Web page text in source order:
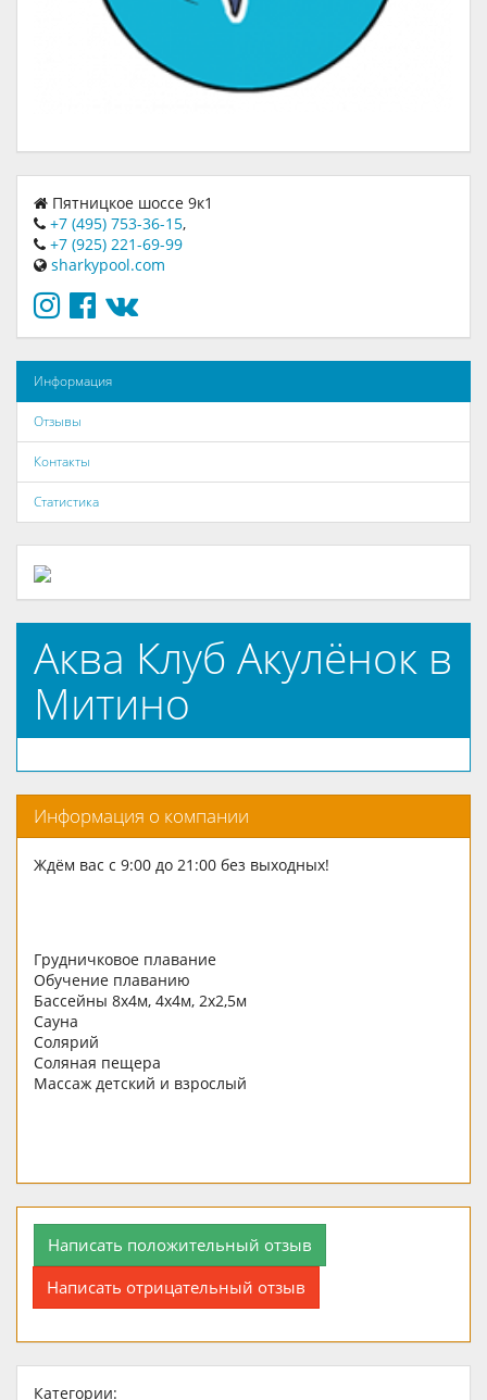
Пятницкое шоссе 9к1
+7 (495) 753-36-15,
+7 (925) 221-69-99
sharkypool.com
Информация
Отзывы
Контакты
Статистика
Аква Клуб Акулёнок в
Митино
Информация о компании
​Ждём вас с 9:00 до 21:00 без выходных!
Грудничковое плавание
Обучение плаванию
Бассейны 8х4м, 4х4м, 2х2,5м
Сауна
Солярий
Соляная пещера
Массаж детский и взрослый
Написать положительный отзыв
Написать отрицательный отзыв
Категории: